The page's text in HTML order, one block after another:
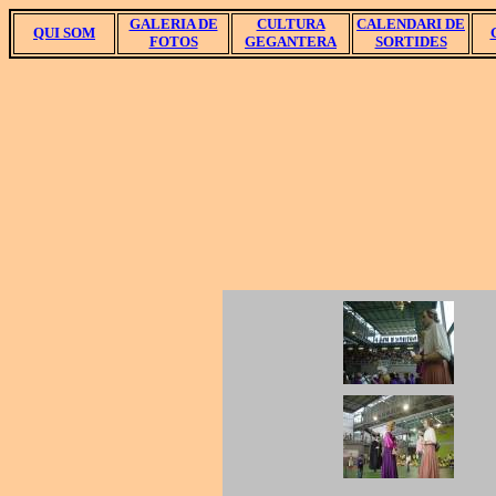
QUI SOM
GALERIA DE
FOTOS
CULTURA
GEGANTERA
CALENDARI DE
SORTIDES